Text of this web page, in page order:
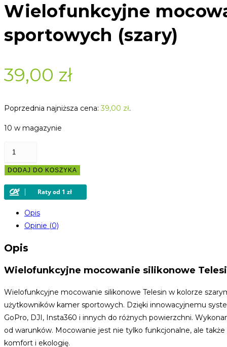
Wielofunkcyjne
sportowych (szary)
39,00 zł
Poprzednia najniższa cena:39,00 zł.
10 w magazynie
ilość
mocowanie
silikonowe
Telesin
kamer
(szary)
DODAJ DO KOSZYKA
Opis
Opinie (0)
Opis
Wielofunkcyjne mocowanie silikonowe
Wielofunkcyjne mocowanie silikonowe Telesin w kolorze
użytkowników kamer sportowych. Dzięki innowacyjnemu
GoPro, DJI, Insta360 i innych do różnych powierzchni.
od warunków. Mocowanie jest nie tylko funkcjonalne, ale
komfort i ekologię.